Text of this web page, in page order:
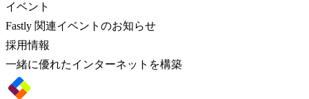
イベント
Fastly 関連イベントのお知らせ
採用情報
一緒に優れたインターネットを構築